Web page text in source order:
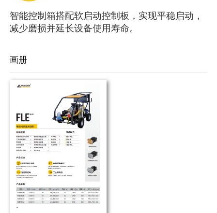
智能控制箱搭配软启动控制板，实现平稳启动，
减少磨损并延长设备使用寿命。
画册